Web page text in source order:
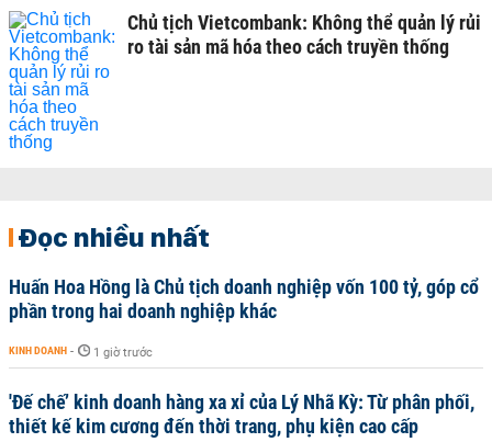
Chủ tịch Vietcombank: Không thể quản lý rủi
ro tài sản mã hóa theo cách truyền thống
Đọc nhiều nhất
Huấn Hoa Hồng là Chủ tịch doanh nghiệp vốn 100 tỷ, góp cổ
phần trong hai doanh nghiệp khác
KINH DOANH - 1 giờ trước
'Đế chế’ kinh doanh hàng xa xỉ của Lý Nhã Kỳ: Từ phân phối,
thiết kế kim cương đến thời trang, phụ kiện cao cấp